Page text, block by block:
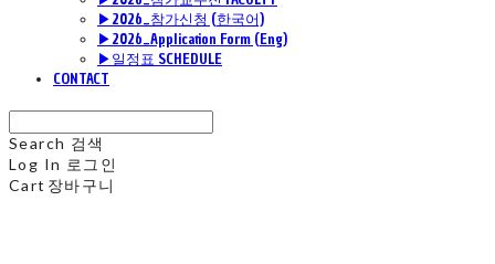
▶2026_참가신청 (한국어)
▶2026_Application Form (Eng)
▶일정표 SCHEDULE
CONTACT
Search 검색
Log In 로그인
Cart 장바구니